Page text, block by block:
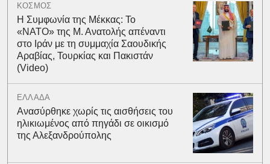
ΚΟΣΜΟΣ
Η Συμφωνία της Μέκκας: Το
«ΝΑΤΟ» της Μ. Ανατολής απέναντι
στο Ιράν με τη συμμαχία Σαουδικής
Αραβίας, Τουρκίας και Πακιστάν
(Video)
ΕΛΛΑΔΑ
Ανασύρθηκε χωρίς τις αισθήσεις του
ηλικιωμένος από πηγάδι σε οικισμό
της Αλεξανδρούπολης